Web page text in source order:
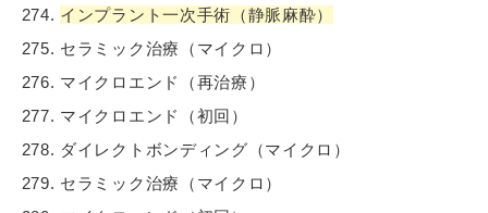
インプラント一次手術（静脈麻酔）
セラミック治療（マイクロ）
マイクロエンド（再治療）
マイクロエンド（初回）
ダイレクトボンディング（マイクロ）
セラミック治療（マイクロ）